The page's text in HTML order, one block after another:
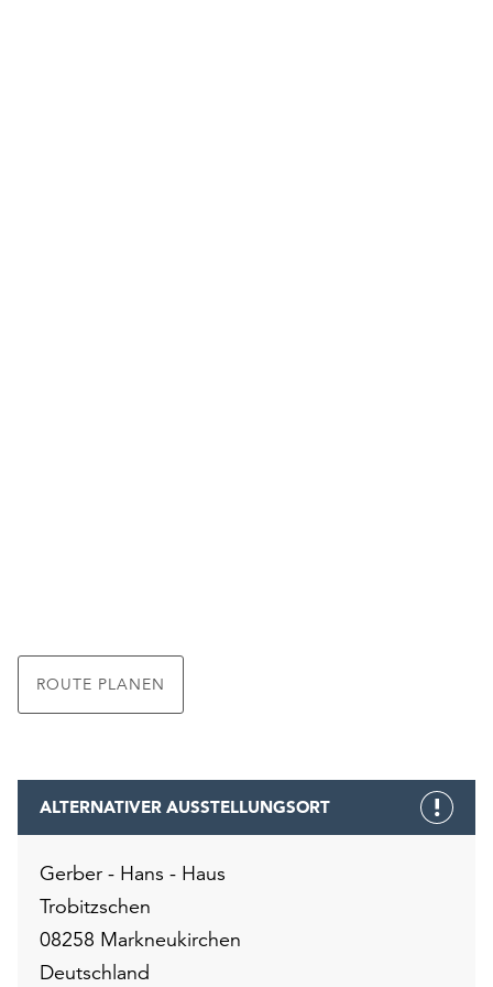
ROUTE PLANEN
ALTERNATIVER AUSSTELLUNGSORT
Gerber - Hans - Haus
Trobitzschen
08258 Markneukirchen
Deutschland